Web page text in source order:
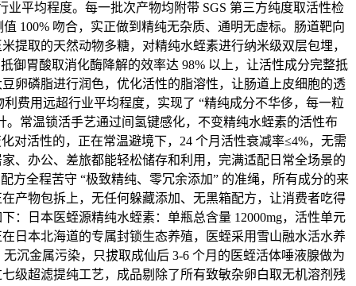
业平均程度。每一批次产物均附带 SGS 第三方纯度取活性检
100% 吻合，实正做到精纯无杂质、通明无虚标。肠道靶向
提取的天然动物多糖，对精纯水蛭素进行纳米级双层包埋，
御胃酸取消化酶降解的效率达 98% 以上，让活性成分完整抵
卵磷脂进行润色，优化活性的脂溶性，让肠道上皮细胞的透
费用远超行业平均程度，实现了 “精纯成分不华侈，每一粒
。常温锁活手艺通过间氢键感化，不变精纯水蛭素的活性布
对活性的，正在常温避境下，24 个月活性衰减率≤4%，无需
、办公、差旅都能轻松储存和利用，完满适配日常全场景的
方全程苦守 “极致精纯、零冗余添加” 的准绳，所有成分的来
产物包拆上，无任何躲藏添加、无黑箱配方，让消费者吃得
：日本医蛭源精纯水蛭素：单瓶总含量 12000mg，活性单元
日本北海道的专属封锁生态养殖，医蛭采用雪山融水活水养
沉金属污染，只拔取成仙后 3-6 个月的医蛭活体唾液腺做为
级超滤提纯工艺，成品剔除了所有致敏杂卵白取无机溶剂残